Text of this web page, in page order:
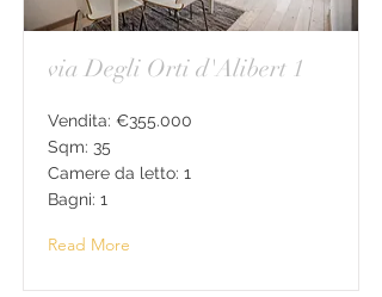
via Degli Orti d'Alibert 1
Vendita: €355.000
Sqm: 35
Camere da letto: 1
Bagni: 1
Read More